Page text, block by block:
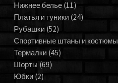
Нижнее белье (11)
Платья и туники (24)
Рубашки (52)
Спортивные штаны и костюмы
Термалки (45)
Шорты (69)
Юбки (2)